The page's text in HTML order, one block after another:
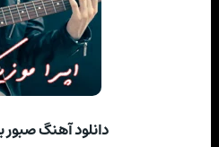
دانلود آهنگ صبور